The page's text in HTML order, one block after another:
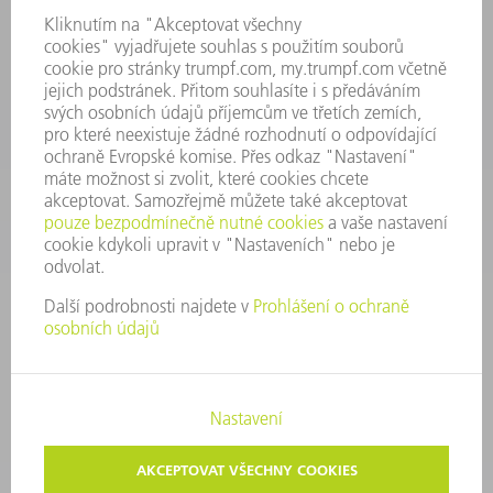
Náhradní díly
+420 251 106 254
Po - čt 8:00 - 17:00
Pá 8:00 - 16:00
ND@trumpf.com
KONTAKTNÍ ÚDAJE
Nástroje
+420 251 106 250
Po - pá 8:00 - 16:00
nastroje@trumpf.com
OCHRANA DAT
AUTORSKÉ A ZNÁMKOVÉ PRÁVO